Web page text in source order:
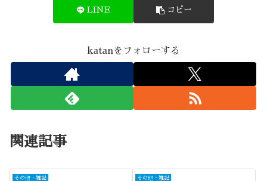
LINE コピー
katanをフォローする
関連記事
その他・雑記 その他・雑記